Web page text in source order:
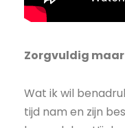
Zorgvuldig
Wat ik wil
tijd nam en zijn